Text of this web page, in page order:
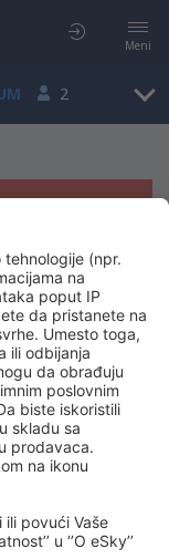
Meni
2